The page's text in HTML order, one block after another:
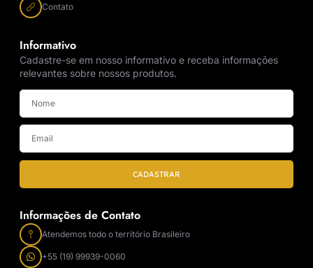
Contato
Informativo
Cadastre-se em nosso informativo e receba informações
relevantes sobre nossos produtos.
CADASTRAR
Informações de Contato
Atendemos todo o território Brasileiro
+55 (19) 99939-0060